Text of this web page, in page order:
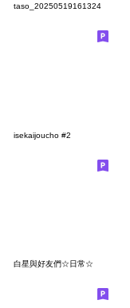
taso_20250519161324
isekaijoucho #2
白星與好友們☆日常☆